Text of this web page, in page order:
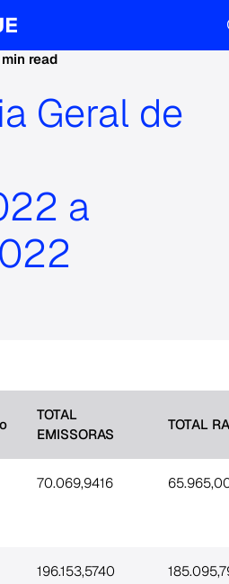
read
Geral de
a
TOTAL
EMISSORAS
TOTAL
70.069,9416
196.153,5740